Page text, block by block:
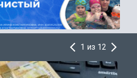
1 из 12